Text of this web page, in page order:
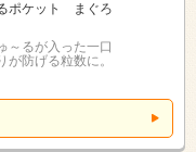
ポケット まぐろ
～るが入った一口
防げる粒数に。